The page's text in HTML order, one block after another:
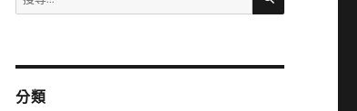
尋
字:
分類